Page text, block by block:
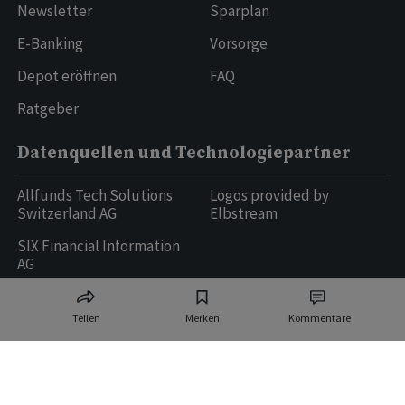
Teilen Merken Kommentare
Newsletter
E-Banking
Depot eröffnen
Ratgeber
Sparplan
Vorsorge
FAQ
Datenquellen und Technologiepartner
Allfunds Tech Solutions
Switzerland AG
SIX Financial Information
AG
Logos provided by
Elbstream